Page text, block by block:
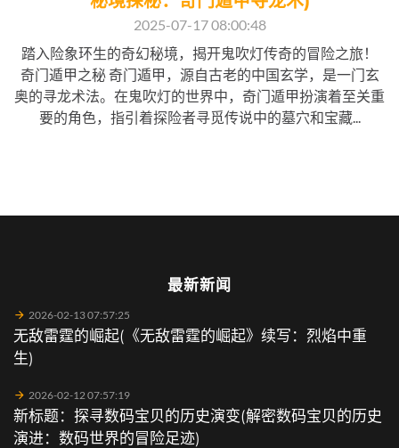
2025-07-17 08:00:48
踏入险象环生的奇幻秘境，揭开鬼吹灯传奇的冒险之旅！
奇门遁甲之秘 奇门遁甲，源自古老的中国玄学，是一门玄
奥的寻龙术法。在鬼吹灯的世界中，奇门遁甲扮演着至关重
要的角色，指引着探险者寻觅传说中的墓穴和宝藏...
最新新闻
2026-02-13 07:57:25
无敌雷霆的崛起(《无敌雷霆的崛起》续写：烈焰中重
生)
2026-02-12 07:57:19
新标题：探寻数码宝贝的历史演变(解密数码宝贝的历史
演进：数码世界的冒险足迹)